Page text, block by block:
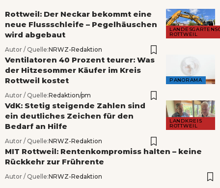
ROTTWEIL
Rottweil: Der Neckar bekommt eine
neue Flussschleife – Pegelhäuschen
wird abgebaut
Autor / Quelle:NRWZ-Redaktion
PANORAMA
Ventilatoren 40 Prozent teurer: Was
der Hitzesommer Käufer im Kreis
Rottweil kostet
Autor / Quelle:Redaktion/pm
LANDKREIS
ROTTWEIL
VdK: Stetig steigende Zahlen sind
ein deutliches Zeichen für den
Bedarf an Hilfe
Autor / Quelle:NRWZ-Redaktion
MIT Rottweil: Rentenkompromiss halten – keine
Rückkehr zur Frührente
Autor / Quelle:NRWZ-Redaktion